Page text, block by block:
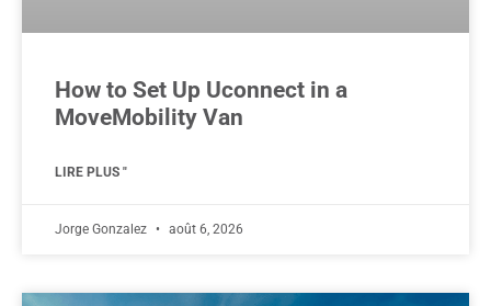
How to Set Up Uconnect in a
MoveMobility Van
LIRE PLUS "
Jorge Gonzalez août 6, 2026